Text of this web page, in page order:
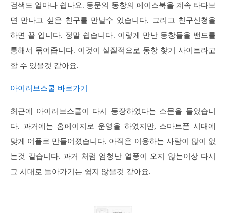
검색도 얼마나 쉽나요. 동문의 동창의 페이스북을 계속 타다보
면 만나고 싶은 친구를 만날수 있습니다. 그리고 친구신청을
하면 끝 입니다. 정말 쉽습니다. 이렇게 만난 동창들을 밴드를
통해서 묶어줍니다. 이것이 실질적으로 동창 찾기 사이트라고
할 수 있을것 같아요.
아이러브스쿨 바로가기
최근에 아이러브스쿨이 다시 등장하였다는 소문을 들었습니
다. 과거에는 홈페이지로 운영을 하였지만, 스마트폰 시대에
맞게 어플로 만들어졌습니다. 아직은 이용하는 사람이 많이 없
는것 같습니다. 과거 처럼 엄청난 열풍이 오지 않는이상 다시
그 시대로 돌아가기는 쉽지 않을것 같아요.